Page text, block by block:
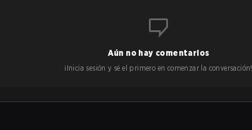
Aún no hay comentarios
¡Inicia sesión y sé el primero en comenzar la conversación!